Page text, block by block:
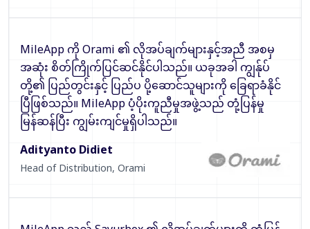
MileApp ကို Orami ၏ လိုအပ်ချက်များနှင့်အညီ အစမှ
အဆုံး စိတ်ကြိုက်ပြင်ဆင်နိုင်ပါသည်။ ယခုအခါ ကျွန်ုပ်
တို့၏ ပြည်တွင်းနှင့် ပြည်ပ ပို့ဆောင်သူများကို ခြေရာခံနိုင်
ပြီဖြစ်သည်။ MileApp ပံ့ပိုးကူညီမှုအဖွဲ့သည် တုံ့ပြန်မှု
မြန်ဆန်ပြီး ကျွမ်းကျင်မှုရှိပါသည်။
Adityanto Didiet
Head of Distribution, Orami